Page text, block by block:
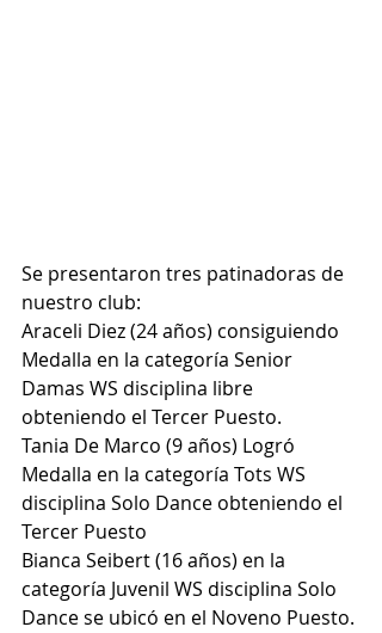
Se presentaron tres patinadoras de
nuestro club:
Araceli Diez (24 años) consiguiendo
Medalla en la categoría Senior
Damas WS disciplina libre
obteniendo el Tercer Puesto.
Tania De Marco (9 años) Logró
Medalla en la categoría Tots WS
disciplina Solo Dance obteniendo el
Tercer Puesto
Bianca Seibert (16 años) en la
categoría Juvenil WS disciplina Solo
Dance se ubicó en el Noveno Puesto.